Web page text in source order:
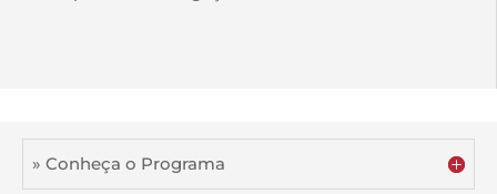
» Conheça o Programa